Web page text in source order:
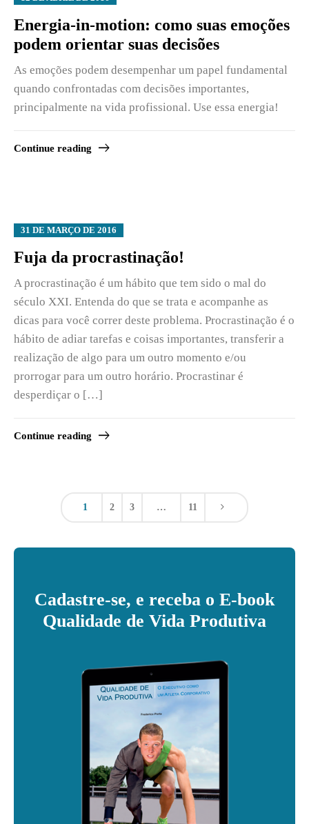
Energia-in-motion: como suas emoções
podem orientar suas decisões
As emoções podem desempenhar um papel fundamental
quando confrontadas com decisões importantes,
principalmente na vida profissional. Use essa energia!
Continue reading
31 DE MARÇO DE 2016
Fuja da procrastinação!
A procrastinação é um hábito que tem sido o mal do
século XXI. Entenda do que se trata e acompanhe as
dicas para você correr deste problema. Procrastinação é o
hábito de adiar tarefas e coisas importantes, transferir a
realização de algo para um outro momento e/ou
prorrogar para um outro horário. Procrastinar é
desperdiçar o […]
Continue reading
1 2 3 … 11
Cadastre-se, e receba o E-book
Qualidade de Vida Produtiva